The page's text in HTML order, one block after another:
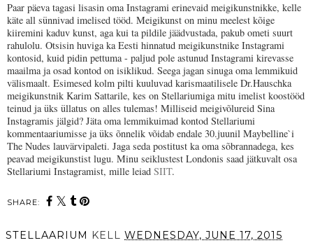
Paar päeva tagasi lisasin oma Instagrami erinevaid meigikunstnikke, kelle
käte all sünnivad imelised tööd. Meigikunst on minu meelest kõige
kiiremini kaduv kunst, aga kui ta pildile jäädvustada, pakub ometi suurt
rahulolu. Otsisin huviga ka Eesti hinnatud meigikunstnike Instagrami
kontosid, kuid pidin pettuma - paljud pole astunud Instagrami kirevasse
maailma ja osad kontod on isiklikud. Seega jagan sinuga oma lemmikuid
välismaalt. Esimesed kolm pilti kuuluvad karismaatilisele Dr.Hauschka
meigikunstnik Karim Sattarile, kes on Stellariumiga mitu imelist koostööd
teinud ja üks üllatus on alles tulemas! Milliseid meigivõlureid Sina
Instagramis jälgid? Jäta oma lemmikuimad kontod Stellariumi
kommentaariumisse ja üks õnnelik võidab endale 30.juunil Maybelline`i
The Nudes lauvärvipaleti. Jaga seda postitust ka oma sõbrannadega, kes
peavad meigikunstist lugu. Minu seiklustest Londonis saad jätkuvalt osa
Stellariumi Instagramist, mille leiad SIIT.
SHARE:
STELLAARIUM KELL WEDNESDAY, JUNE 17, 2015